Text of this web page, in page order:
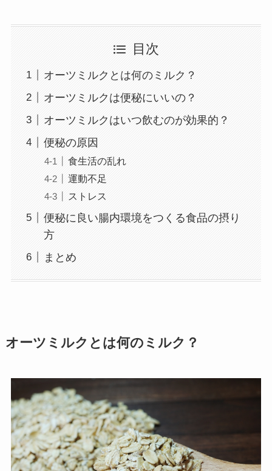
目次
オーツミルクとは何のミルク？
オーツミルクは便秘にいいの？
オーツミルクはいつ飲むのが効果的？
便秘の原因
食生活の乱れ
運動不足
ストレス
便秘に良い腸内環境をつくる食品の摂り
方
まとめ
オーツミルクとは何のミルク？